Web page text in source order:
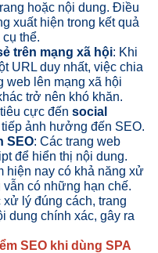
hoặc nội dung. Điều
xuất hiện trong kết quả
thể.
trên mạng xã hội: Khi
URL duy nhất, việc chia
web lên mạng xã hội
trở nên khó khăn.
cực đến social
ảnh hưởng đến SEO.
SEO: Các trang web
để hiển thị nội dung.
hiện nay có khả năng xử
có những hạn chế.
lý đúng cách, trang
dung chính xác, gây ra
SEO khi dùng SPA